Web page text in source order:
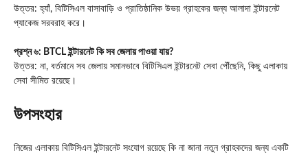
উত্তর: হ্যাঁ, বিটিসিএল বাসাবাড়ি ও প্রাতিষ্ঠানিক উভয় গ্রাহকের জন্য আলাদা ইন্টারনেট
প্যাকেজ সরবরাহ করে।
প্রশ্ন ৬: BTCL ইন্টারনেট কি সব জেলায় পাওয়া যায়?
উত্তর: না, বর্তমানে সব জেলায় সমানভাবে বিটিসিএল ইন্টারনেট সেবা পৌঁছেনি, কিছু এলাকায়
সেবা সীমিত রয়েছে।
উপসংহার
নিজের এলাকায় বিটিসিএল ইন্টারনেট সংযোগ রয়েছে কি না জানা নতুন গ্রাহকদের জন্য একটি